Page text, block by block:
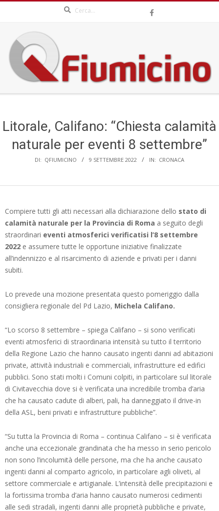
content
QFIUMICINO.COM
Menu
Litorale, Califano: “Chiesta calamità
naturale per eventi 8 settembre”
DI: QFIUMICINO 9 SETTEMBRE 2022 IN: CRONACA
Compiere tutti gli atti necessari alla dichiarazione dello stato di
calamità naturale per la Provincia di Roma a seguito degli
straordinari eventi atmosferici verificatisi l’8 settembre
2022 e assumere tutte le opportune iniziative finalizzate
all’indennizzo e al risarcimento di aziende e privati per i danni
subiti.
Lo prevede una mozione presentata questo pomeriggio dalla
consigliera regionale del Pd Lazio, Michela Califano.
“Lo scorso 8 settembre – spiega Califano – si sono verificati
eventi atmosferici di straordinaria intensità su tutto il territorio
della Regione Lazio che hanno causato ingenti danni ad abitazioni
private, attività industriali e commerciali, infrastrutture ed edifici
pubblici. Sono stati molti i Comuni colpiti, in particolare sul litorale
di Civitavecchia dove si è verificata una incredibile tromba d’aria
che ha causato cadute di alberi, pali, ha danneggiato il drive-in
della ASL, beni privati e infrastrutture pubbliche”.
“Su tutta la Provincia di Roma – continua Califano – si è verificata
anche una eccezionale grandinata che ha messo in serio pericolo
non sono l’incolumità delle persone, ma che ha anche causato
ingenti danni al comparto agricolo, in particolare agli oliveti, al
settore commerciale e artigianale. L’intensità delle precipitazioni e
la fortissima tromba d’aria hanno causato numerosi cedimenti
alle sedi stradali, ingenti danni alle proprietà pubbliche e private,